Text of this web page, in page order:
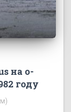
на о-
году